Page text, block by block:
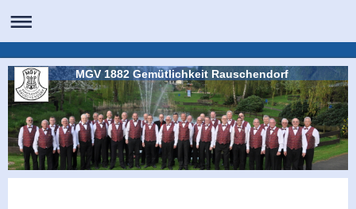
MGV 1882 Gemütlichkeit Rauschendorf